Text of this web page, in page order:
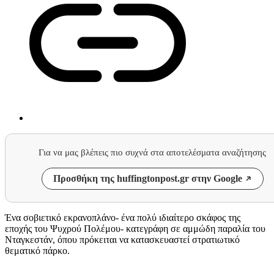
Για να μας βλέπεις πιο συχνά στα αποτελέσματα αναζήτησης
Προσθήκη της huffingtonpost.gr στην Google
Ένα σοβιετικό εκρανοπλάνο- ένα πολύ ιδιαίτερο σκάφος της
εποχής του Ψυχρού Πολέμου- κατεγράφη σε αμμώδη παραλία του
Νταγκεστάν, όπου πρόκειται να κατασκευαστεί στρατιωτικό
θεματικό πάρκο.